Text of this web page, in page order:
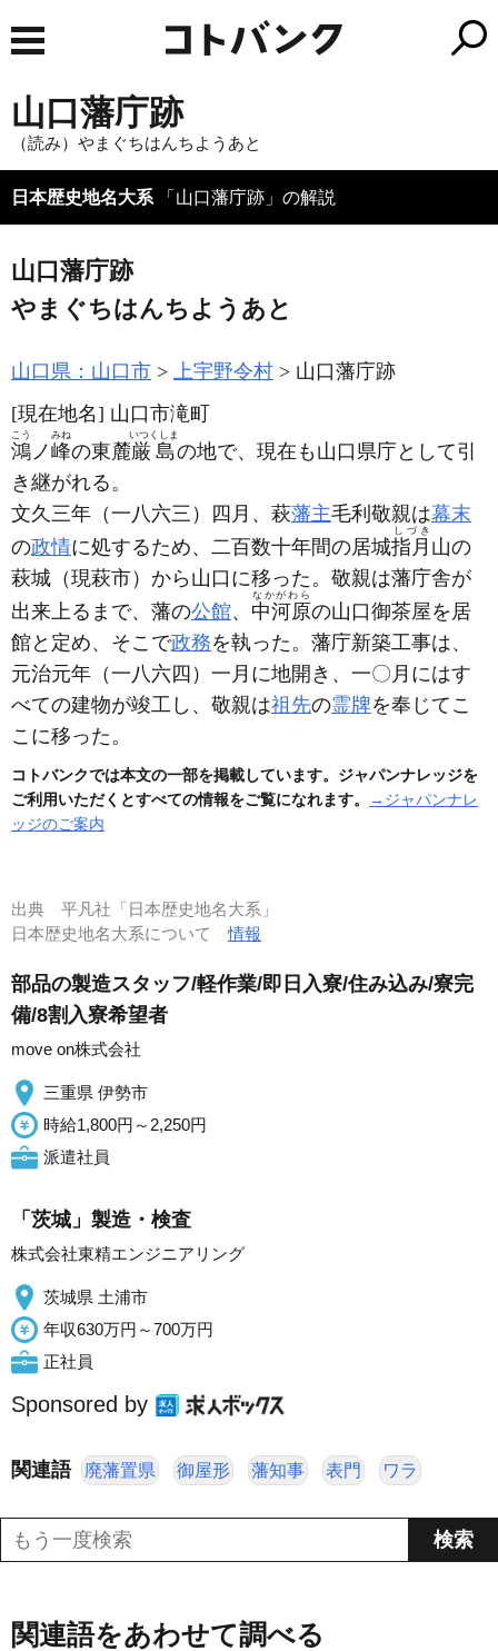
山口藩庁跡
（読み）やまぐちはんちようあと
日本歴史地名大系 「山口藩庁跡」の解説
山口藩庁跡
やまぐちはんちようあと
山口県：山口市 上宇野令村
山口藩庁跡
[現在地名] 山口市滝町
鴻
こう
ノ峰
みね
の東麓厳島
いつくしま
の地で、現在も山口県庁として引
き継がれる。
文久三年 （一八六三） 四月、萩藩主毛利敬親は幕末
の政情に処するため、二百数十年間の居城指月
しづき
山の
萩城 （現萩市） から山口に移った。敬親は藩庁舎が
出来上るまで、藩の公館、 中河原
なかがわら
の山口御茶屋を居
館と定め、そこで政務を執った。藩庁新築工事は、
元治元年 （一八六四） 一月に地開き、一〇月にはす
べての建物が竣工し、敬親は祖先の霊牌を奉じてこ
こに移った。
コトバンクでは本文の一部を掲載しています。ジャパンナレッジを
ご利用いただくとすべての情報をご覧になれます。
→ジャパンナレ
ッジのご案内
出典 平凡社「日本歴史地名大系」
日本歴史地名大系について情報
部品の製造スタッフ/軽作業/即日入寮/住み込み/寮完
備/8割入寮希望者
move on株式会社
三重県 伊勢市
時給1,800円～2,250円
派遣社員
「茨城」製造・検査
株式会社東精エンジニアリング
茨城県 土浦市
年収630万円～700万円
正社員
Sponsored by
関連語 廃藩置県 御屋形 藩知事 表門 ワラ
関連語をあわせて調べる